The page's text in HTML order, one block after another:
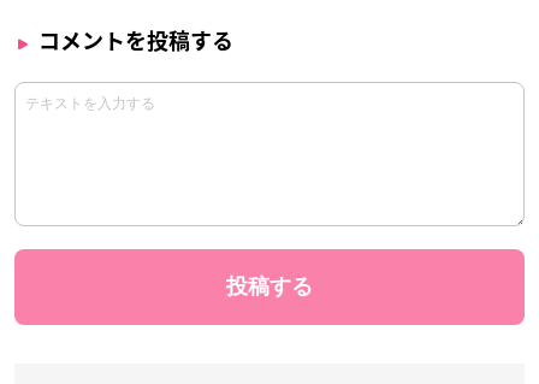
コメントを投稿する